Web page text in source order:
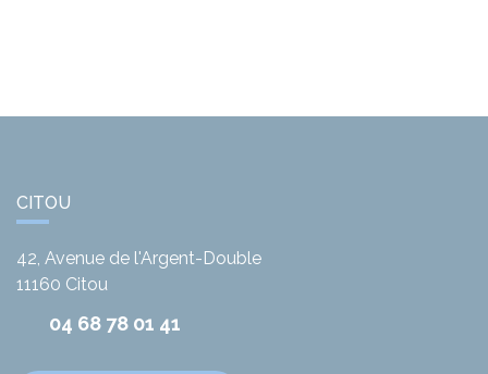
CITOU
42, Avenue de l'Argent-Double
11160 Citou
04 68 78 01 41